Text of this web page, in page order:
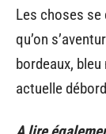
Les choses
qu’on
bordeaux,
actuelle